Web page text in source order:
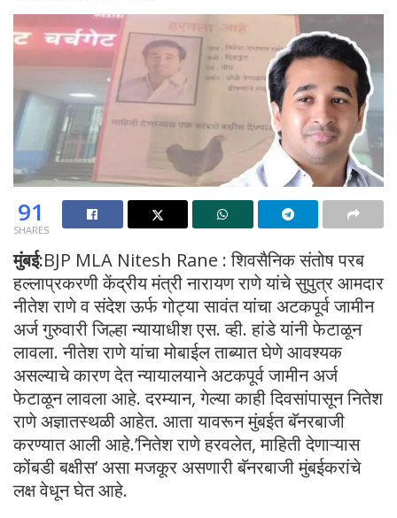
91
SHARES
मुंबई:BJP MLA Nitesh Rane : शिवसैनिक संतोष परब
हल्लाप्रकरणी केंद्रीय मंत्री नारायण राणे यांचे सुपुत्र आमदार
नीतेश राणे व संदेश ऊर्फ गोट्या सावंत यांचा अटकपूर्व जामीन
अर्ज गुरुवारी जिल्हा न्यायाधीश एस. व्ही. हांडे यांनी फेटाळून
लावला. नीतेश राणे यांचा मोबाईल ताब्यात घेणे आवश्यक
असल्याचे कारण देत न्यायालयाने अटकपूर्व जामीन अर्ज
फेटाळून लावला आहे. दरम्यान, गेल्या काही दिवसांपासून नितेश
राणे अज्ञातस्थळी आहेत. आता यावरून मुंबईत बॅनरबाजी
करण्यात आली आहे.’नितेश राणे हरवलेत, माहिती देणाऱ्यास
कोंबडी बक्षीस’ असा मजकूर असणारी बॅनरबाजी मुंबईकरांचे
लक्ष वेधून घेत आहे.